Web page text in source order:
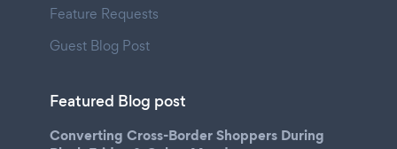
Feature Requests
Guest Blog Post
Featured Blog post
Converting Cross-Border Shoppers During